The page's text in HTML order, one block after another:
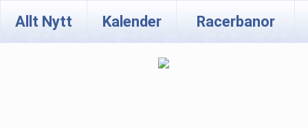
Allt Nytt Kalender Racerbanor